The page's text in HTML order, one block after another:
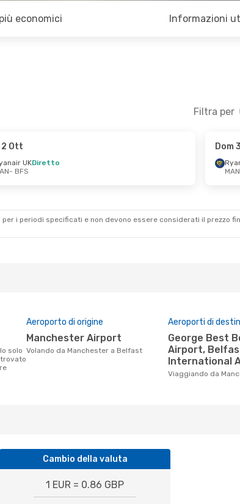
economici Informazioni
Filtra per
2 Ott
UKDiretto
- BFS
Dom
MAN
i periodi specificati e non devono essere considerati il ​​prezzo
Aeroporto di origine
Manchester Airport
Volando da Manchester a Belfast
Aeroporti di
George Best Belfast City
Airport,
International
Viaggiando da
Cambio della valuta
1 EUR = 0.86 GBP